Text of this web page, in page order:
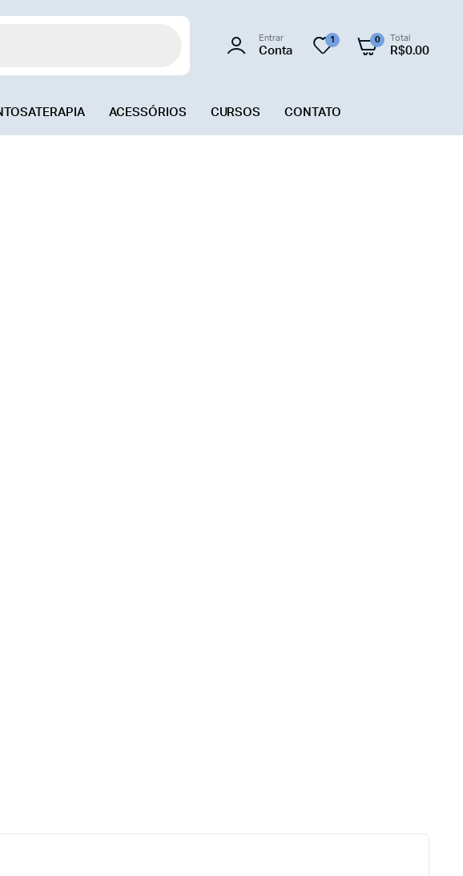
Entrar
Conta
1 0 Total
R$0.00
ACESSÓRIOS CURSOS CONTATO